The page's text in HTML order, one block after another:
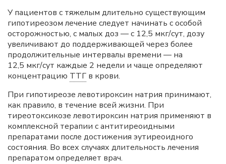
У пациентов с тяжелым длительно существующим
гипотиреозом лечение следует начинать с особой
осторожностью, с малых доз — с 12,5 мкг/сут, дозу
увеличивают до поддерживающей через более
продолжительные интервалы времени — на
12,5 мкг/сут каждые 2 недели и чаще определяют
концентрацию ТТГ в крови.
При гипотиреозе левотироксин натрия принимают,
как правило, в течение всей жизни. При
тиреотоксикозе левотироксин натрия применяют в
комплексной терапии с антитиреоидными
препаратами после достижения эутиреоидного
состояния. Во всех случаях длительность лечения
препаратом определяет врач.